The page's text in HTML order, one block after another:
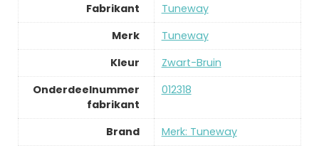
Fabrikant
‎Tuneway
Merk
‎Tuneway
Kleur
‎Zwart-Bruin
Onderdeelnummer
fabrikant
‎012318
Brand Merk: Tuneway